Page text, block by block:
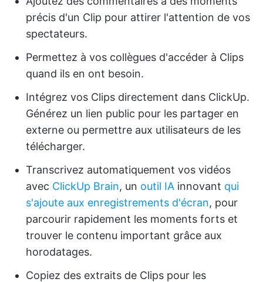
précis d'un Clip pour attirer l'attention de vos
spectateurs.
Permettez à vos collègues d'accéder à Clips
quand ils en ont besoin.
Intégrez vos Clips directement dans ClickUp.
Générez un lien public pour les partager en
externe ou permettre aux utilisateurs de les
télécharger.
Transcrivez automatiquement vos vidéos
avec ClickUp Brain, un outil IA innovant qui
s'ajoute aux enregistrements d'écran, pour
parcourir rapidement les moments forts et
trouver le contenu important grâce aux
horodatages.
Copiez des extraits de Clips pour les